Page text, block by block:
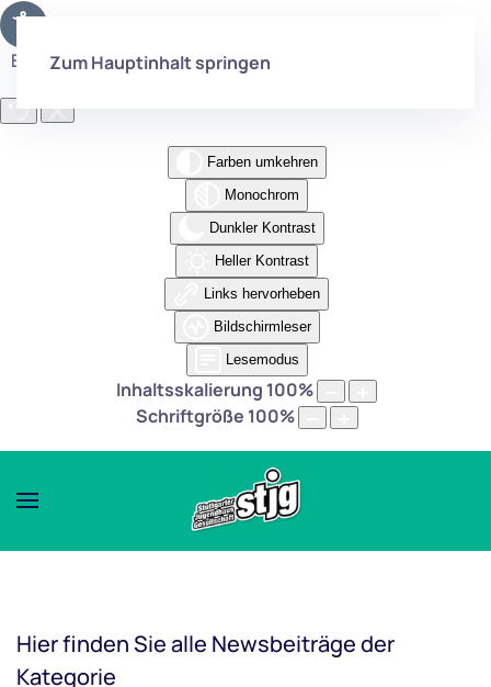
Eingabehilfen öffnen
Farben umkehren
Monochrom
Dunkler Kontrast
Heller Kontrast
Links hervorheben
Bildschirmleser
Lesemodus
Inhaltsskalierung 100%
Schriftgröße 100%
Zum Hauptinhalt springen
Hier finden Sie alle Newsbeiträge der
Kategorie